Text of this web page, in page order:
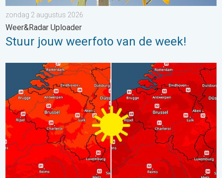
zondag 2 augustus 2026
Weer&Radar Uploader
Stuur jouw weerfoto van de week!
Volop zon en zomerse warmte. Weekendweer. . . donderdag